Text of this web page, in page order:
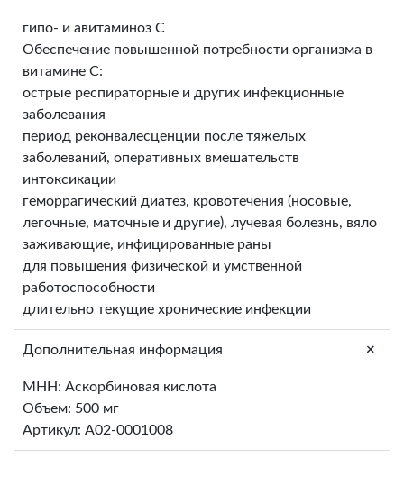
гипо- и авитаминоз С
Обеспечение повышенной потребности организма в
витамине С:
острые респираторные и других инфекционные
заболевания
период реконвалесценции после тяжелых
заболеваний, оперативных вмешательств
интоксикации
геморрагический диатез, кровотечения (носовые,
легочные, маточные и другие), лучевая болезнь, вяло
заживающие, инфицированные раны
для повышения физической и умственной
работоспособности
длительно текущие хронические инфекции
Дополнительная информация +
МНН: Аскорбиновая кислота
Объем: 500 мг
Артикул: A02-0001008